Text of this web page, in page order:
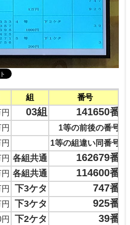
組
番号
03組 141650番
1等の前後の番号
1等の組違い同番号
各組共通 162679番
各組共通 114600番
下3ケタ 747番
下3ケタ 925番
下2ケタ 39番